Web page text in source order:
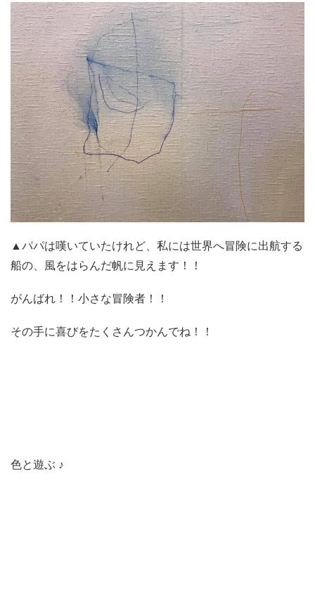
▲パパは嘆いていたけれど、私には世界へ冒険に出航する
船の、風をはらんだ帆に見えます！！
がんばれ！！小さな冒険者！！
その手に喜びをたくさんつかんでね！！
色と遊ぶ ♪